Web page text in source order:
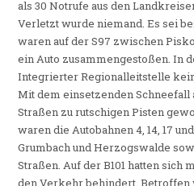
als 30 Notrufe aus den
Verletzt wurde niemand. Es sei
waren auf der S97 zwischen
ein Auto zusammengestoßen. In
Integrierter Regionalleitstelle
Mit dem einsetzenden Schneefall
Straßen zu rutschigen Pisten
waren die Autobahnen 4, 14, 17
Grumbach und Herzogswalde
Straßen. Auf der B101 hatten
den Verkehr behindert. Betroffen